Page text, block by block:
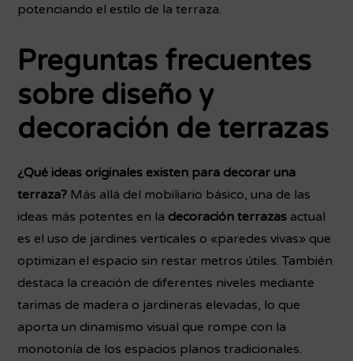
potenciando el estilo de la terraza.
Preguntas frecuentes
sobre diseño y
decoración de terrazas
¿Qué ideas originales existen para decorar una
terraza? Más allá del mobiliario básico, una de las
ideas más potentes en la decoración terrazas actual
es el uso de jardines verticales o «paredes vivas» que
optimizan el espacio sin restar metros útiles. También
destaca la creación de diferentes niveles mediante
tarimas de madera o jardineras elevadas, lo que
aporta un dinamismo visual que rompe con la
monotonía de los espacios planos tradicionales.